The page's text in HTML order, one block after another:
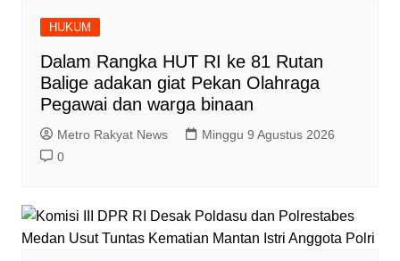
HUKUM
Dalam Rangka HUT RI ke 81 Rutan
Balige adakan giat Pekan Olahraga
Pegawai dan warga binaan
Metro Rakyat News
Minggu 9 Agustus 2026
0